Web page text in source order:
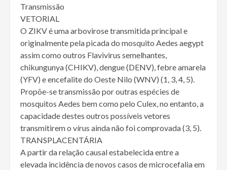
Transmissão
VETORIAL
O ZIKV é uma arbovirose transmitida principal e
originalmente pela picada do mosquito Aedes aegypt
assim como outros Flavivirus semelhantes,
chikungunya (CHIKV), dengue (DENV), febre amarela
(YFV) e encefalite do Oeste Nilo (WNV) (1, 3, 4, 5).
Propõe-se transmissão por outras espécies de
mosquitos Aedes bem como pelo Culex, no entanto, a
capacidade destes outros possíveis vetores
transmitirem o vírus ainda não foi comprovada (3, 5).
TRANSPLACENTÁRIA
A partir da relação causal estabelecida entre a
elevada incidência de novos casos de microcefalia em